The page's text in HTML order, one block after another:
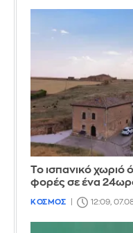
Το ισπανικό χωριό
φορές σε ένα
ΚΟΣΜΟΣ 12:09,